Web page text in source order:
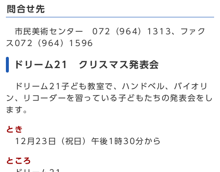
問合せ先
市民美術センター 072（964）1313、ファク
ス072（964）1596
ドリーム21 クリスマス発表会
ドリーム21子ども教室で、ハンドベル、バイオリ
ン、リコーダーを習っている子どもたちの発表会をし
ます。
とき
12月23日（祝日）午後1時30分から
ところ